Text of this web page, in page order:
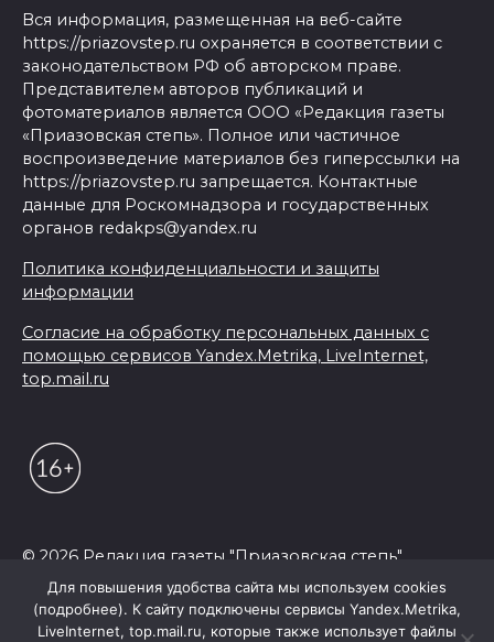
Вся информация, размещенная на веб-сайте
https://priazovstep.ru охраняется в соответствии с
законодательством РФ об авторском праве.
Представителем авторов публикаций и
фотоматериалов является ООО «Редакция газеты
«Приазовская степь». Полное или частичное
воспроизведение материалов без гиперссылки на
https://priazovstep.ru запрещается. Контактные
данные для Роскомнадзора и государственных
органов redakps@yandex.ru
Политика конфиденциальности и защиты
информации
Согласие на обработку персональных данных с
помощью сервисов Yandex.Metrika, LiveInternet,
top.mail.ru
© 2026 Редакция газеты "Приазовская степь"
Для повышения удобства сайта мы используем cookies
(подробнее). К сайту подключены сервисы Yandex.Metrika,
LiveInternet, top.mail.ru, которые также использует файлы